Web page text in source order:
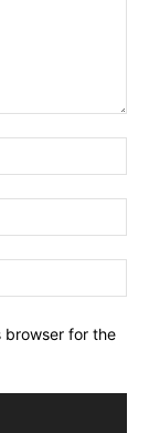
browser for the